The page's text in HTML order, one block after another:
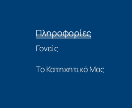
Πληροφορίες
Γονείς
Το Κατηχητικό Μας